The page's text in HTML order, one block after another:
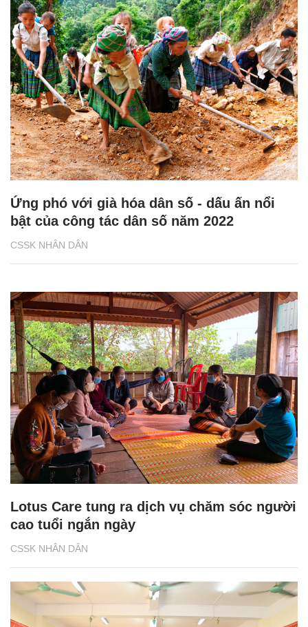
CSSK NHÂN DÂN
Ứng phó với già hóa dân số - dấu ấn nổi
bật của công tác dân số năm 2022
CSSK NHÂN DÂN
Lotus Care tung ra dịch vụ chăm sóc người
cao tuổi ngắn ngày